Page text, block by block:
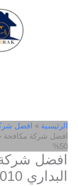
الرئيسية
افضل
50%
افضل
البداري 01033162010- خصم 50%